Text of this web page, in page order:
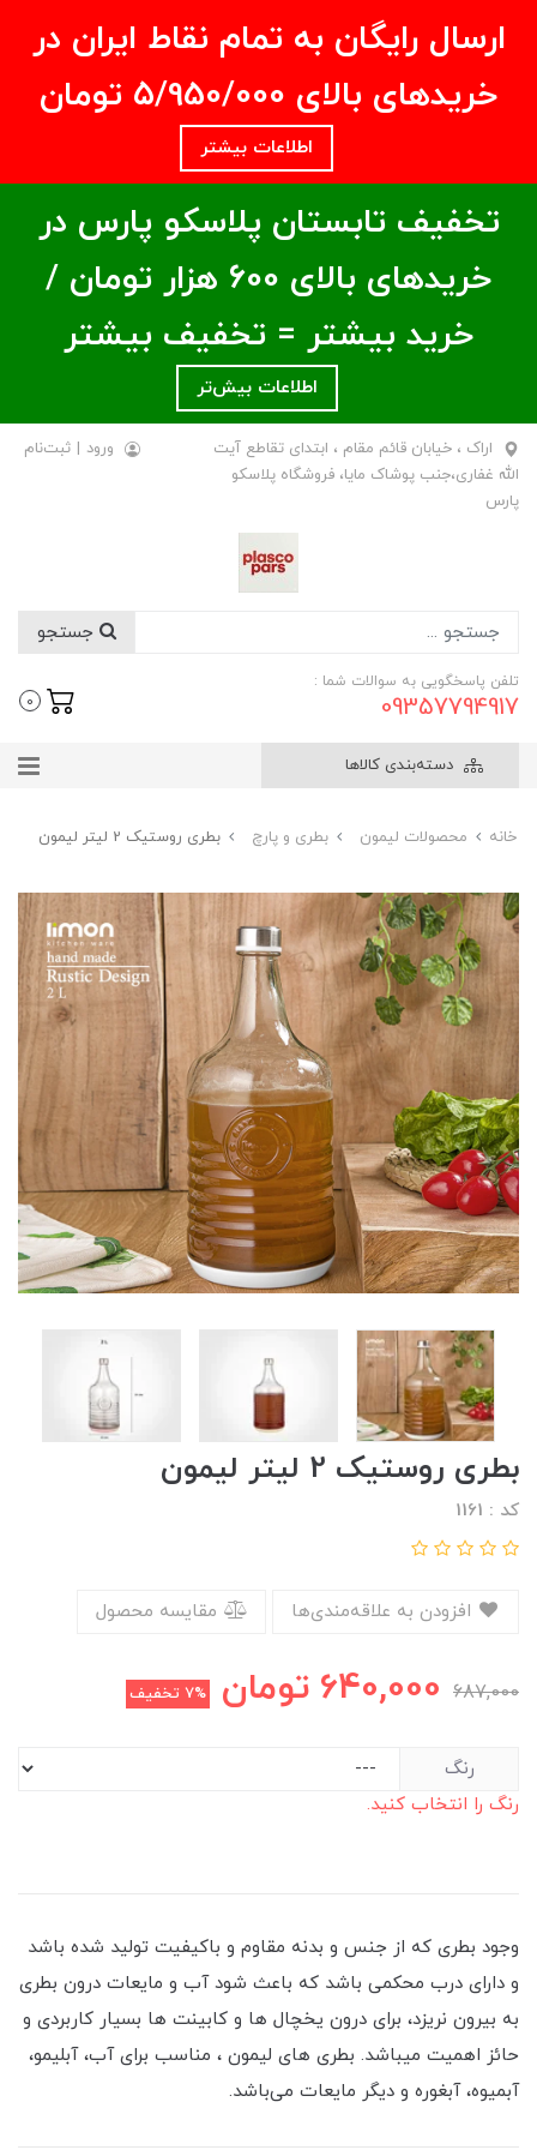
ارسال رایگان به تمام نقاط ایران در
خریدهای بالای ۵/950/000 تومان
اطلاعات بیشتر
تخفیف تابستان پلاسکو پارس در
خریدهای بالای ۶00 هزار تومان /
خرید بیشتر = تخفیف بیشتر
اطلاعات بیش‌تر
اراک ، خیابان قائم مقام ، ابتدای تقاطع آیت
الله غفاری،جنب پوشاک مایا، فروشگاه پلاسکو
پارس
ورود | ثبت‌نام
تلفن پاسخگویی به سوالات شما :
09357794917
0
دسته‌بندی کالاها
خانه محصولات لیمون بطری و پارچ بطری روستیک 2 لیتر لیمون
بطری روستیک 2 لیتر لیمون
کد : 1161
مقایسه محصول
687,000
640,000 تومان 7% تخفیف
رنگ
رنگ را انتخاب کنید.
وجود بطری که از جنس و بدنه مقاوم و باکیفیت تولید شده باشد
و دارای درب محکمی باشد که باعث شود آب و مایعات درون بطری
به بیرون نریزد، برای درون یخچال ها و کابینت ها بسیار کاربردی و
حائز اهمیت میباشد. بطری های لیمون ، مناسب برای آب، آبلیمو،
آبمیوه، آبغوره و دیگر مایعات می‌باشد.